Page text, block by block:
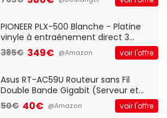
And Play, Confortable, Taille
QWERTY UK - Noir
PIONEER PLX-500 Blanche - Platine
vinyle à entraénement direct 3
vitesses (33-45-78 trs/min) avec
pre-ampli intégré et port USB
385€ 349€ @Amazon voir l'offre
Asus RT-AC59U Routeur sans Fil
Double Bande Gigabit (Serveur et
Client VPN, Triple Vlan, Mode Point
d'accès et Bridge, contrôle Parental,
50€ 40€ @Amazon voir l'offre